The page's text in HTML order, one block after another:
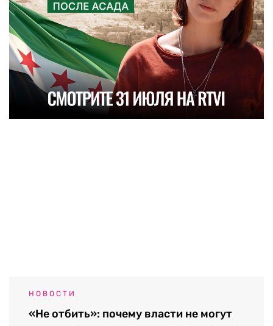
НОВОСТИ
«Не отбить»: почему власти не могут